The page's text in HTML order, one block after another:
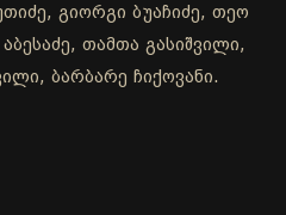
გიორგი ბუაჩიძე, თეო
თამთა გასიშვილი,
ბარბარე ჩიქოვანი.